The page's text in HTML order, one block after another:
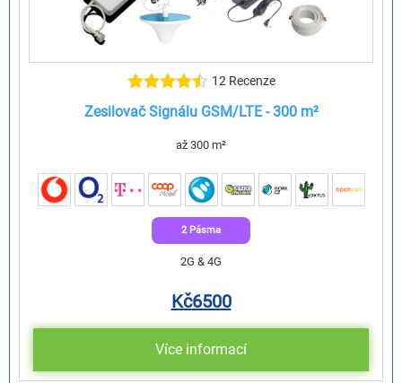
12 Recenze
Zesilovač Signálu GSM/LTE - 300 m²
až 300 m²
2 Pásma
2G & 4G
Kč6500
Více informací